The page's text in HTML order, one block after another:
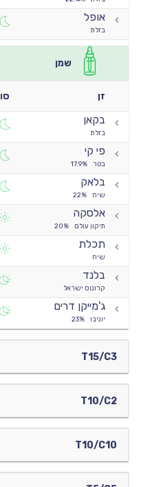
אופל
בזלת
שמן
זן
בקאן
בזלת
פי קי
בטר 17.9%
בלאק
שיח 22%
אלסקה
תיקון עולם 20%
תכלת
שיח
בלנד
קרונוס ישראל
ג'מייקן דרים
יוניבו 23%
T15/C3
T10/C2
T10/C10